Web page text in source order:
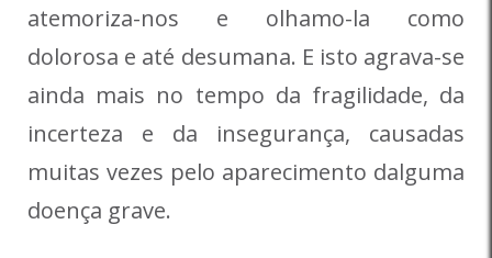
atemoriza-nos e olhamo-la como
dolorosa e até desumana. E isto agrava-se
ainda mais no tempo da fragilidade, da
incerteza e da insegurança, causadas
muitas vezes pelo aparecimento dalguma
doença grave.